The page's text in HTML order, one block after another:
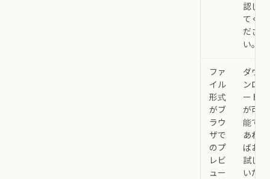
認し
てく
ださ
い。
ファ
イル
形式
がブ
ラウ
ザで
のプ
レビ
ュー
ダウ
ンロ
ード
が可
能で
あれ
ばお
試し
いた